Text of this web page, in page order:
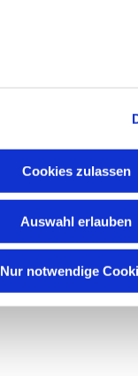
Cookies zulassen
Auswahl erlauben
Nur notwendige